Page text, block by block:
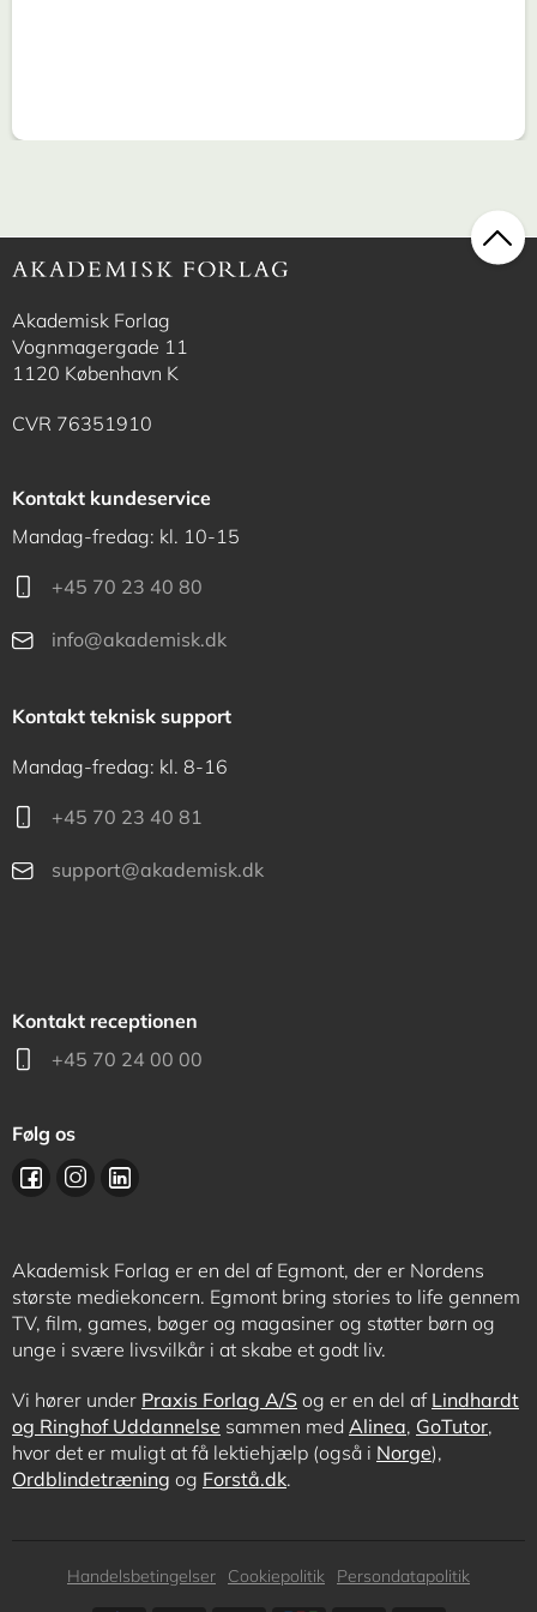
Akademisk Forlag
Vognmagergade 11
1120 København K
CVR 76351910
Kontakt kundeservice
Mandag-fredag: kl. 10-15
+45 70 23 40 80
info@akademisk.dk
Kontakt teknisk support
Mandag-fredag: kl. 8-16
+45 70 23 40 81
support@akademisk.dk
Kontakt receptionen
+45 70 24 00 00
Følg os
Akademisk Forlag er en del af Egmont, der er Nordens
største mediekoncern. Egmont bring stories to life gennem
TV, film, games, bøger og magasiner og støtter børn og
unge i svære livsvilkår i at skabe et godt liv.
Vi hører under Praxis Forlag A/S og er en del af Lindhardt
og Ringhof Uddannelse sammen med Alinea, GoTutor,
hvor det er muligt at få lektiehjælp (også i Norge),
Ordblindetræning og Forstå.dk.
Subfooter
Handelsbetingelser Cookiepolitik
Persondatapolitik